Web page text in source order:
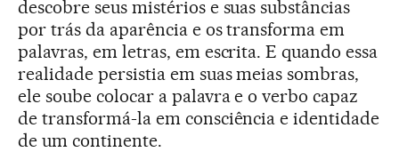
descobre seus mistérios e suas substâncias
por trás da aparência e os transforma em
palavras, em letras, em escrita. E quando essa
realidade persistia em suas meias sombras,
ele soube colocar a palavra e o verbo capaz
de transformá-la em consciência e identidade
de um continente.